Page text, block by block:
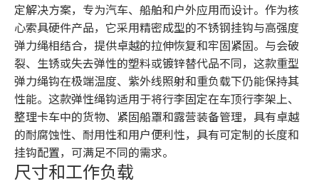
定解决方案，专为汽车、船舶和户外应用而设计。作为核
心索具硬件产品，它采用精密成型的不锈钢挂钩与高强度
弹力绳相结合，提供卓越的拉伸恢复和牢固紧固。与会破
裂、生锈或失去弹性的塑料或镀锌替代品不同，这款重型
弹力绳钩在极端温度、紫外线照射和重负载下仍能保持其
性能。这款弹性绳钩适用于将行李固定在车顶行李架上、
整理卡车中的货物、紧固船罩和露营装备管理，具有卓越
的耐腐蚀性、耐用性和用户便利性，具有可定制的长度和
挂钩配置，可满足不同的需求。
尺寸和工作负载